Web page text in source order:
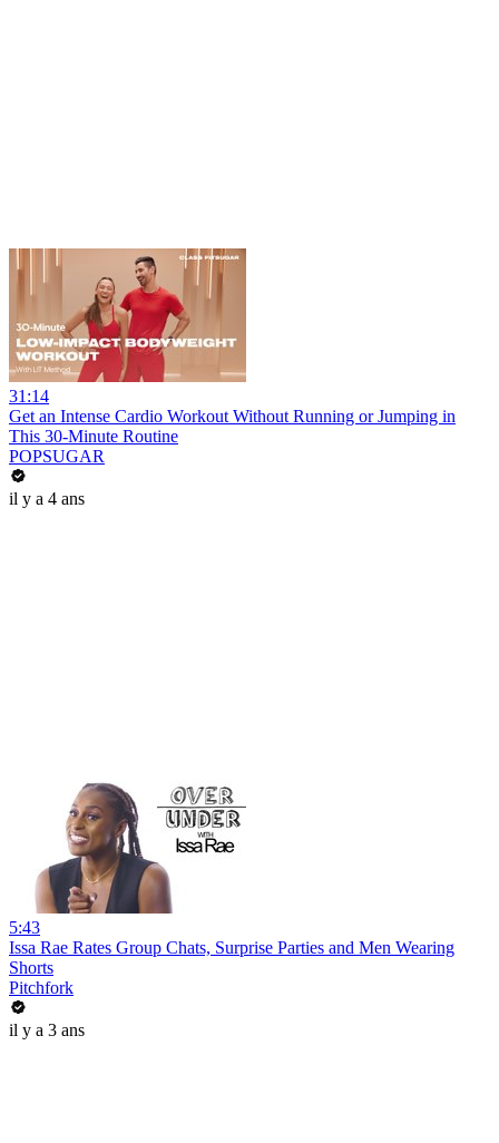
31:14
Get an Intense Cardio Workout Without Running or Jumping in
This 30-Minute Routine
POPSUGAR
il y a 4 ans
5:43
Issa Rae Rates Group Chats, Surprise Parties and Men Wearing
Shorts
Pitchfork
il y a 3 ans